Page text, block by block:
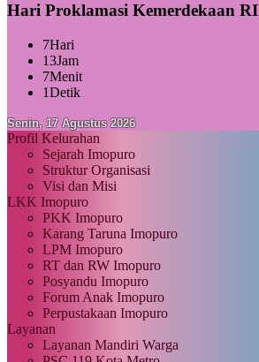
Hari Proklamasi Kemerdekaan RI
7Hari
13Jam
7Menit
0Detik
Senin, 17 Agustus 2026
Profil Kelurahan
Sejarah Imopuro
Struktur Organisasi
Visi dan Misi
LKK Imopuro
PKK Imopuro
Karang Taruna Imopuro
LPM Imopuro
RT dan RW Imopuro
Posyandu Imopuro
Forum Anak Imopuro
Perpustakaan Imopuro
Layanan
Layanan Mandiri Warga